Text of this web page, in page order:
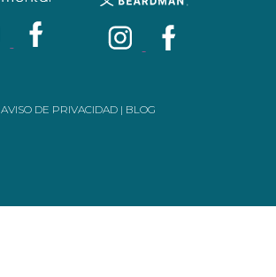
AVISO DE PRIVACIDAD| BLOG